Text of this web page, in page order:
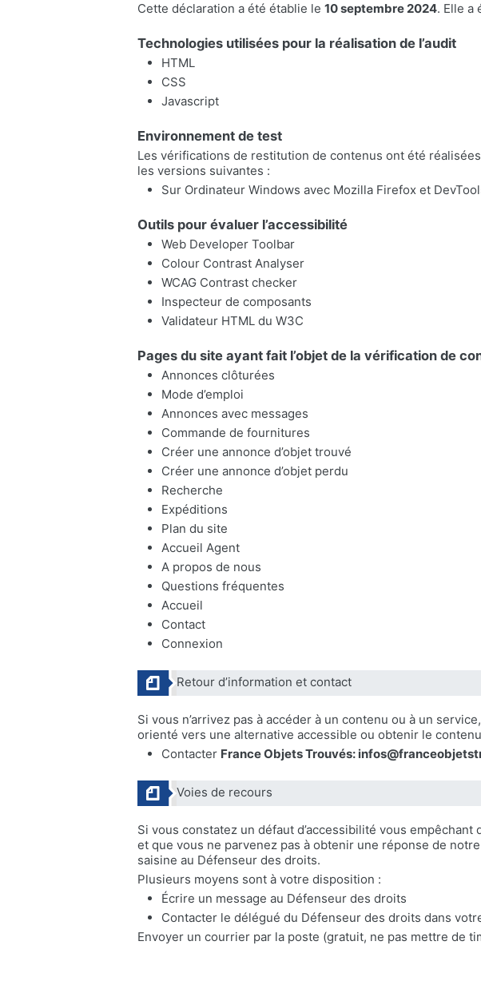
Cette déclaration a été établie le 10 septembre 2024. Elle a
Technologies utilisées pour la réalisation de l’audit
HTML
CSS
Javascript
Environnement de test
Les vérifications de restitution de contenus ont été
les versions suivantes :
Sur Ordinateur Windows avec Mozilla Firefox et
Outils pour évaluer l’accessibilité
Web Developer Toolbar
Colour Contrast Analyser
WCAG Contrast checker
Inspecteur de composants
Validateur HTML du W3C
Pages du site ayant fait l’objet de la vérification de
Annonces clôturées
Mode d’emploi
Annonces avec messages
Commande de fournitures
Créer une annonce d’objet trouvé
Créer une annonce d’objet perdu
Recherche
Expéditions
Plan du site
Accueil Agent
A propos de nous
Questions fréquentes
Accueil
Contact
Connexion
Retour d’information et contact
Si vous n’arrivez pas à accéder à un contenu ou à un
orienté vers une alternative accessible ou obtenir le
Contacter France Objets Trouvés:
Voies de recours
Si vous constatez un défaut d’accessibilité vous
et que vous ne parvenez pas à obtenir une réponse de
saisine au Défenseur des droits.
Plusieurs moyens sont à votre disposition :
Écrire un message au Défenseur des droits
Contacter le délégué du Défenseur des droits dans
Envoyer un courrier par la poste (gratuit, ne pas mettre de